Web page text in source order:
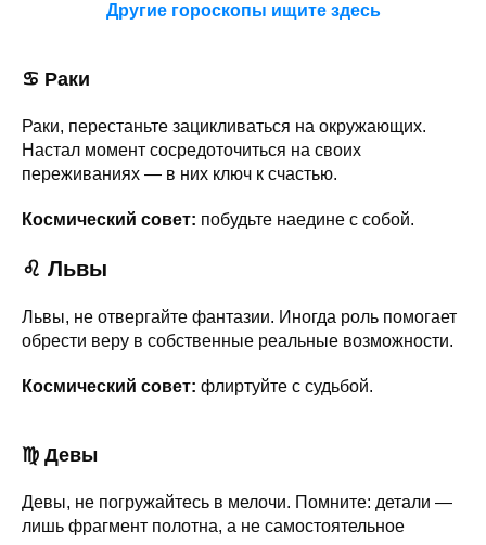
Другие гороскопы ищите здесь
♋ Раки
Раки, перестаньте зацикливаться на окружающих.
Настал момент сосредоточиться на своих
переживаниях — в них ключ к счастью.
Космический совет: побудьте наедине с собой.
♌ Львы
Львы, не отвергайте фантазии. Иногда роль помогает
обрести веру в собственные реальные возможности.
Космический совет: флиртуйте с судьбой.
♍ Девы
Девы, не погружайтесь в мелочи. Помните: детали —
лишь фрагмент полотна, а не самостоятельное